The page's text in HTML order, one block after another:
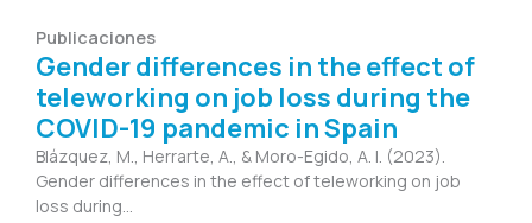
Publicaciones
Gender differences in the effect of
teleworking on job loss during the
COVID-19 pandemic in Spain
Blázquez, M., Herrarte, A., & Moro-Egido, A. I. (2023).
Gender differences in the effect of teleworking on job
loss during...